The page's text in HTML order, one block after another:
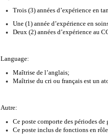
Trois (3) années d’expérience en
Une (1) année d’expérience en
Deux (2) années d’expérience au
Language:
Maîtrise de l’anglais;
Maîtrise du cri ou français est un
Autre:
Ce poste comporte des périodes
Ce poste inclus de fonctions en